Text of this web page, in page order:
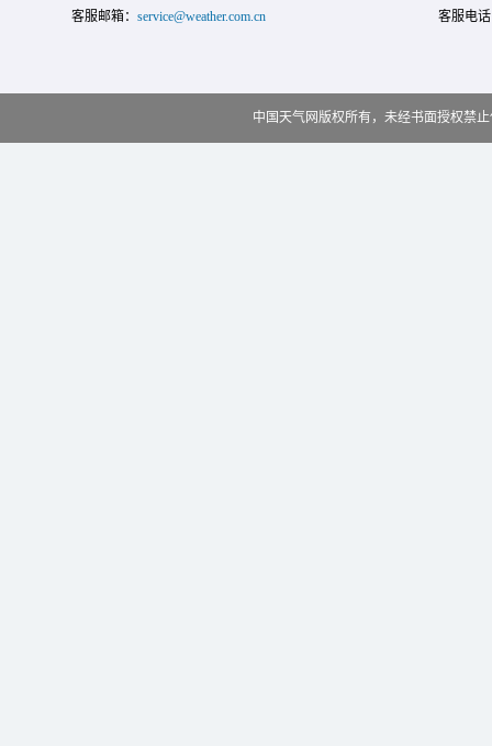
客服邮箱： service@weather.com.cn 客服电
中国天气网版权所有，未经书面授权